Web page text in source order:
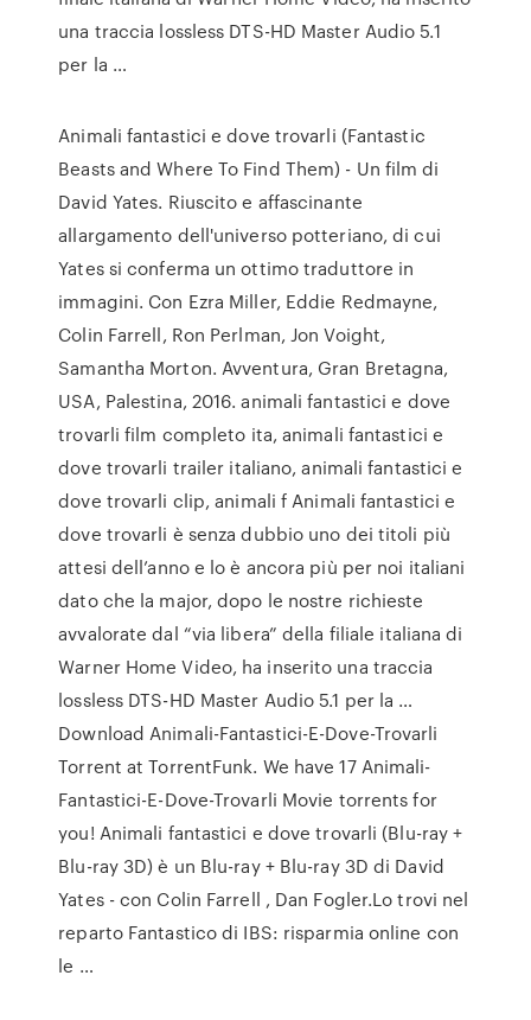
una traccia lossless DTS-HD Master Audio 5.1
per la …
Animali fantastici e dove trovarli (Fantastic
Beasts and Where To Find Them) - Un film di
David Yates. Riuscito e affascinante
allargamento dell'universo potteriano, di cui
Yates si conferma un ottimo traduttore in
immagini. Con Ezra Miller, Eddie Redmayne,
Colin Farrell, Ron Perlman, Jon Voight,
Samantha Morton. Avventura, Gran Bretagna,
USA, Palestina, 2016. animali fantastici e dove
trovarli film completo ita, animali fantastici e
dove trovarli trailer italiano, animali fantastici e
dove trovarli clip, animali f Animali fantastici e
dove trovarli è senza dubbio uno dei titoli più
attesi dell’anno e lo è ancora più per noi italiani
dato che la major, dopo le nostre richieste
avvalorate dal “via libera” della filiale italiana di
Warner Home Video, ha inserito una traccia
lossless DTS-HD Master Audio 5.1 per la …
Download Animali-Fantastici-E-Dove-Trovarli
Torrent at TorrentFunk. We have 17 Animali-
Fantastici-E-Dove-Trovarli Movie torrents for
you! Animali fantastici e dove trovarli (Blu-ray +
Blu-ray 3D) è un Blu-ray + Blu-ray 3D di David
Yates - con Colin Farrell , Dan Fogler.Lo trovi nel
reparto Fantastico di IBS: risparmia online con
le …